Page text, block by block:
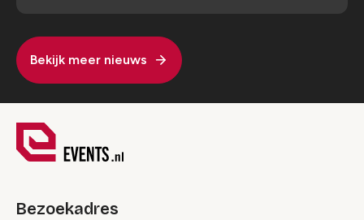
Bekijk meer nieuws
Bezoekadres